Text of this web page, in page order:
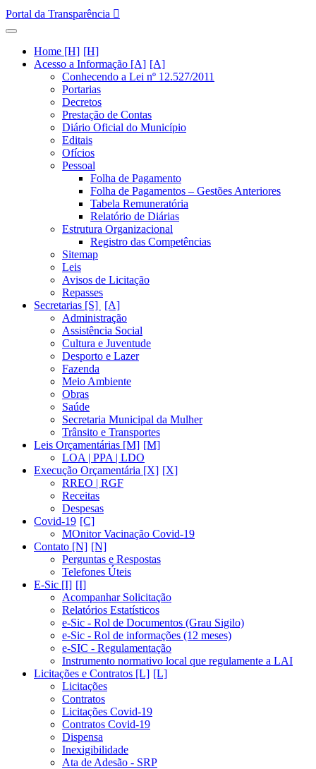
Portal da Transparência
Home [H]
Acesso a Informação [A]
Conhecendo a Lei nº 12.527/2011
Portarias
Decretos
Prestação de Contas
Diário Oficial do Município
Editais
Ofícios
Pessoal
Folha de Pagamento
Folha de Pagamentos – Gestões Anteriores
Tabela Remuneratória
Relatório de Diárias
Estrutura Organizacional
Registro das Competências
Sitemap
Leis
Avisos de Licitação
Repasses
Secretarias [S]
Administração
Assistência Social
Cultura e Juventude
Desporto e Lazer
Fazenda
Meio Ambiente
Obras
Saúde
Secretaria Municipal da Mulher
Trânsito e Transportes
Leis Orçamentárias [M]
LOA | PPA | LDO
Execução Orçamentária [X]
RREO | RGF
Receitas
Despesas
Covid-19
MOnitor Vacinação Covid-19
Contato [N]
Perguntas e Respostas
Telefones Úteis
E-Sic [I]
Acompanhar Solicitação
Relatórios Estatísticos
e-Sic - Rol de Documentos (Grau Sigilo)
e-Sic - Rol de informações (12 meses)
e-SIC - Regulamentação
Instrumento normativo local que regulamente a LAI
Licitações e Contratos [L]
Licitações
Contratos
Licitações Covid-19
Contratos Covid-19
Dispensa
Inexigibilidade
Ata de Adesão - SRP